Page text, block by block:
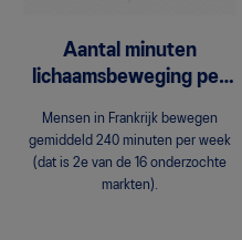
Aantal minuten
lichaamsbeweging per
Mensen in Frankrijk bewegen
gemiddeld 240 minuten per week
(dat is 2e van de 16 onderzochte
markten).